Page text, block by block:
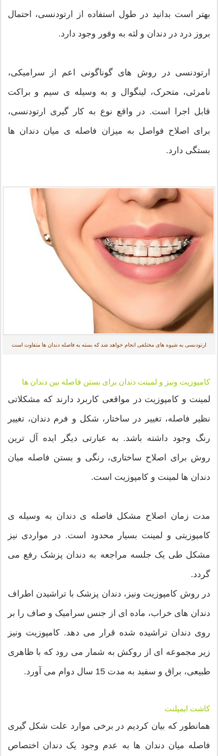
بهتر است بدانید در طول استفاده از ارتودنسی، احتمال
بروز درد در دندان و لثه به وفور وجود دارد.
ارتودنسی در روش های گوناگونی اعم از سرامیکی،
نامرئی، متحرک، لینگوال و به وسیله ی سیم و براکت
قابل اجرا است. در واقع نوع به کار گیری ارتودنسی،
برای اصلاح فواصل به میزان فاصله ی میان دندان ها
بستگی دارد.
ارتودنسی به شیوه های مختلفی انجام خواهد شد که بسته به فاصله دندان ها متفاوت است
کامپوزیت ونیز و لمینت دندان برای بستن فاصله بین دندان ها
لمینت و کامپوزیت در مواقعی کاربرد دارند که مشکلاتی
نظیر فاصله، تغییر در ساختار، شکل و فرم دندان، تغییر
رنگ وجود داشته باشد. به عبارتی دیگر ایده آل ترین
روش برای اصلاح ساختاری، رنگی و بستن فاصله میان
دندان ها لمینت و کامپوزیت است.
مدت زمان اصلاح مشکل فاصله ی دندان به وسیله ی
کامپوزیتی و لمینت بسیار محدود است. در مواردی نیز
مشکل طی یک جلسه مراجعه به دندان پزشک رفع می
گردد.
در روش کامپوزیت ونیز، دندان پزشک با تراشیدن اطراف
دندان های خراب، ماده ای از جنس سرامیک و صاف را بر
روی دندان تراشیده شده قرار می دهد. کامپوزیت ونیز
زیر مجموعه ای از روکش به شمار می رود که با ظاهری
طبیعی، براق و سفید به مدت 15 سال دوام می آورد.
کاشت ایمپلنت
همانطور که بیان کردیم در برخی موارد علت شکل گیری
فاصله میان دندان ها به عدم وجود یک دندان اختصاص